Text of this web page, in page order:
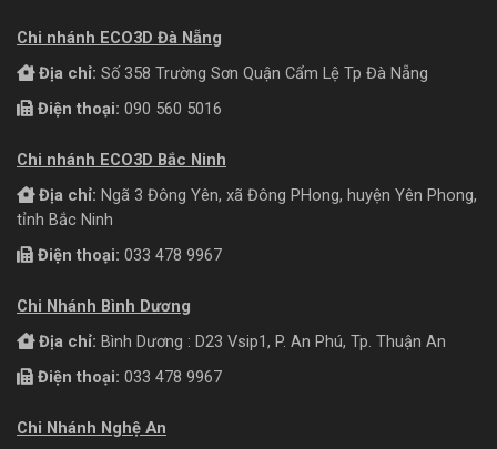
Chi nhánh ECO3D Đà Nẵng
Địa chỉ: Số 358 Trường Sơn Quận Cẩm Lệ Tp Đà Nẵng
Điện thoại: 090 560 5016
Chi nhánh ECO3D Bắc Ninh
Địa chỉ: Ngã 3 Đông Yên, xã Đông PHong, huyện Yên Phong,
tỉnh Bắc Ninh
Điện thoại: 033 478 9967
Chi Nhánh Bình Dương
Địa chỉ: Bình Dương : D23 Vsip1, P. An Phú, Tp. Thuận An
Điện thoại: 033 478 9967
Chi Nhánh Nghệ An